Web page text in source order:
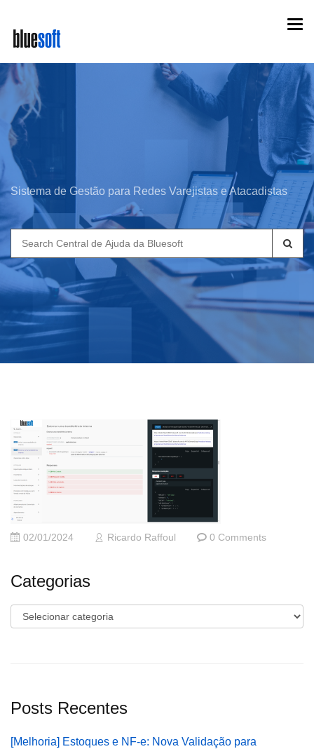
main
content
Sistema de Gestão para Redes Varejistas e Atacadistas
Search
for:
02/01/2024 Ricardo Raffoul 0 Comments
Categorias
Categorias
Posts Recentes
[Melhoria] Estoques e NF-e: Nova Validação para